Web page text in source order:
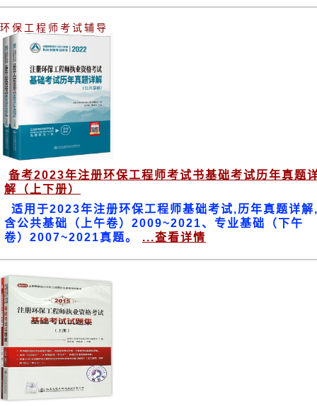
环保工程师考试辅导
备考2023年注册环保工程师考试书基础考试历年真题
解（上下册）
适用于2023年注册环保工程师基础考试,历年真题详解
含公共基础（上午卷）2009~2021、专业基础（下午
卷）2007~2021真题。
...查看详情